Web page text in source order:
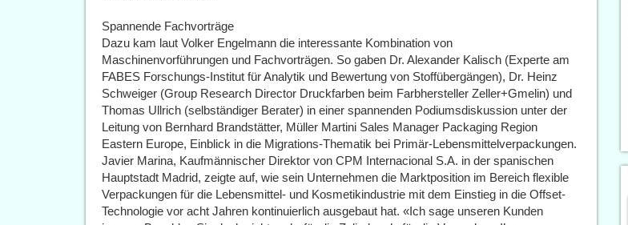
Spannende Fachvorträge
Dazu kam laut Volker Engelmann die interessante Kombination von
Maschinenvorführungen und Fachvorträgen. So gaben Dr. Alexander Kalisch (Experte am
FABES Forschungs-Institut für Analytik und Bewertung von Stoffübergängen), Dr. Heinz
Schweiger (Group Research Director Druckfarben beim Farbhersteller Zeller+Gmelin) und
Thomas Ullrich (selbständiger Berater) in einer spannenden Podiumsdiskussion unter der
Leitung von Bernhard Brandstätter, Müller Martini Sales Manager Packaging Region
Eastern Europe, Einblick in die Migrations-Thematik bei Primär-Lebensmittelverpackungen.
Javier Marina, Kaufmännischer Direktor von CPM Internacional S.A. in der spanischen
Hauptstadt Madrid, zeigte auf, wie sein Unternehmen die Marktposition im Bereich flexible
Verpackungen für die Lebensmittel- und Kosmetikindustrie mit dem Einstieg in die Offset-
Technologie vor acht Jahren kontinuierlich ausgebaut hat. «Ich sage unseren Kunden